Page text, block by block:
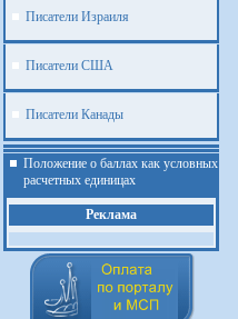
Писатели Израиля
Писатели США
Писатели Канады
Положение о баллах как условных
расчетных единицах
Реклама